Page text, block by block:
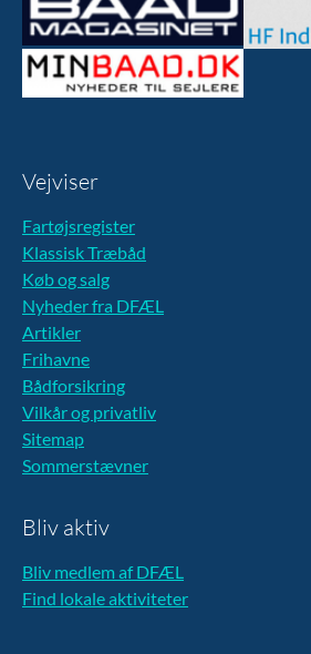
Vejviser
Fartøjsregister
Klassisk Træbåd
Køb og salg
Nyheder fra DFÆL
Artikler
Frihavne
Bådforsikring
Vilkår og privatliv
Sitemap
Sommerstævner
Bliv aktiv
Bliv medlem af DFÆL
Find lokale aktiviteter